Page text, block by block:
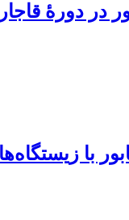
در دورۀ
با